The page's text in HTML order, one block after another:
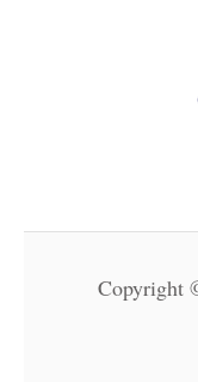
Copyright